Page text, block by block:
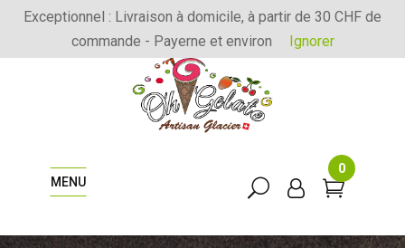
Exceptionnel : Livraison à domicile, à partir de 30 CHF de
commande - Payerne et environ
Ignorer
MENU
0